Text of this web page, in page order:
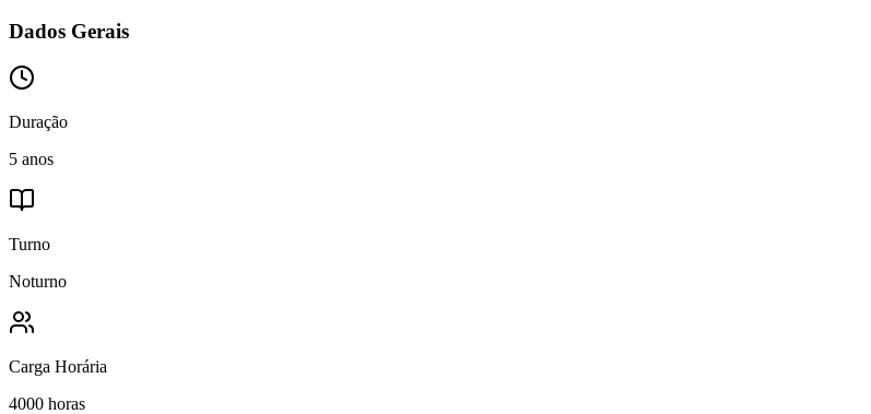
Dados Gerais
Duração
5 anos
Turno
Noturno
Carga Horária
4000 horas